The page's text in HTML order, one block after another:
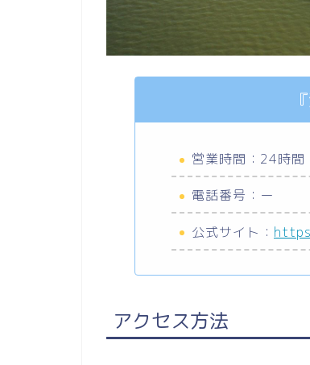
営業時間：24時間
電話番号：ー
公式サイト：
アクセス方法